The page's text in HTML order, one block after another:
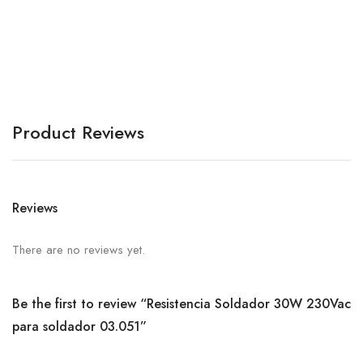
Product Reviews
Reviews
There are no reviews yet.
Be the first to review “Resistencia Soldador 30W 230Vac
para soldador 03.051”